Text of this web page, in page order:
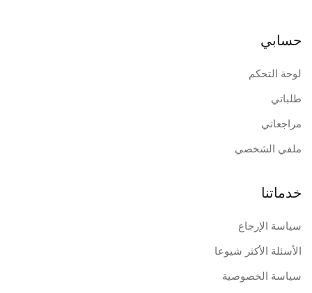
حسابي
لوحة التحكم
طلباتي
مراجعاتي
ملفي الشخصي
خدماتنا
سياسة الإرجاع
الأسئلة الأكثر شيوعا
سياسة الخصوصية